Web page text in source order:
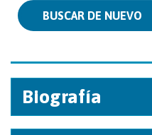
BUSCAR DE NUEVO
Biografía